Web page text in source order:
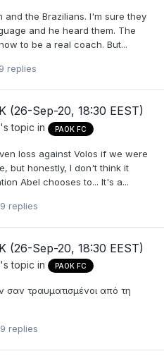
and the Brazilians. I'm sure they
and he heard them. The
to be a real coach. But...
replies
(26-Sep-20, 18:30 EEST)
's topic in PAOK FC
loss against Volos if we were
but honestly, I don't think it
Abel chooses to... It's a...
replies
(26-Sep-20, 18:30 EEST)
's topic in PAOK FC
σαν τραυματισμένοι από τη
replies